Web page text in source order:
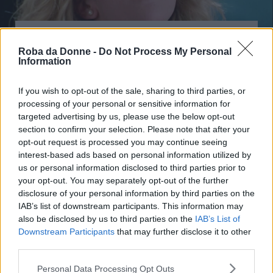
Roba da Donne - Do Not Process My Personal
Information
If you wish to opt-out of the sale, sharing to third parties, or
processing of your personal or sensitive information for
targeted advertising by us, please use the below opt-out
section to confirm your selection. Please note that after your
opt-out request is processed you may continue seeing
interest-based ads based on personal information utilized by
us or personal information disclosed to third parties prior to
your opt-out. You may separately opt-out of the further
disclosure of your personal information by third parties on the
IAB’s list of downstream participants. This information may
also be disclosed by us to third parties on the IAB’s List of
Downstream Participants that may further disclose it to other
Please note that this website/app uses one or more Google
Personal Data Processing Opt Outs
Orgasm gap: perché si dice che le donne
hanno meno orgasmi
"Grazie a lui, in viaggio da sola ho
raggiunto vette di piacere inesplorate"